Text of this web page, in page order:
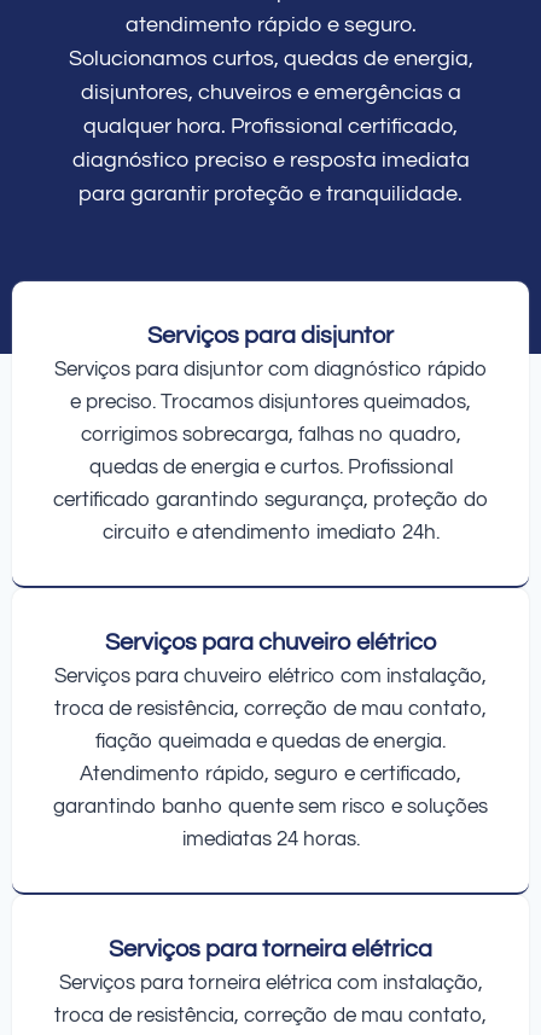
atendimento rápido e seguro.
Solucionamos curtos, quedas de energia,
disjuntores, chuveiros e emergências a
qualquer hora. Profissional certificado,
diagnóstico preciso e resposta imediata
para garantir proteção e tranquilidade.
Serviços para disjuntor
Serviços para disjuntor com diagnóstico rápido
e preciso. Trocamos disjuntores queimados,
corrigimos sobrecarga, falhas no quadro,
quedas de energia e curtos. Profissional
certificado garantindo segurança, proteção do
circuito e atendimento imediato 24h.
Serviços para chuveiro elétrico
Serviços para chuveiro elétrico com instalação,
troca de resistência, correção de mau contato,
fiação queimada e quedas de energia.
Atendimento rápido, seguro e certificado,
garantindo banho quente sem risco e soluções
imediatas 24 horas.
Serviços para torneira elétrica
Serviços para torneira elétrica com instalação,
troca de resistência, correção de mau contato,